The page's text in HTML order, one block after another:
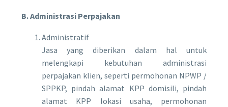
B. Administrasi Perpajakan
Administratif
Jasa yang diberikan dalam hal untuk
melengkapi kebutuhan administrasi
perpajakan klien, seperti permohonan NPWP /
SPPKP, pindah alamat KPP domisili, pindah
alamat KPP lokasi usaha, permohonan